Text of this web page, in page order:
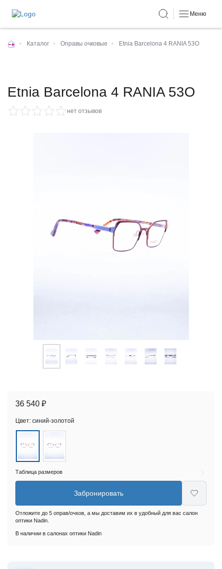
Меню
• Каталог • Оправы очковые • Etnia Barcelona 4 RANIA 53O
Etnia Barcelona 4 RANIA 53O
нет отзывов
36 540 ₽
Цвет: синий-золотой
Таблица размеров
Забронировать
Отложите до 5 оправ/очков, а мы доставим их в удобный для вас салон
оптики Nadin.
В наличии в салонах оптики Nadin